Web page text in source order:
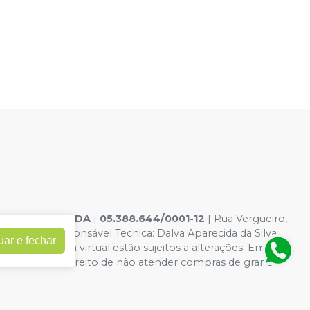
DENTAL LTDA 05.388.644/0001-12 | Rua Vergueiro,
6 - Responsável Tecnica: Dalva Aparecida da Silva
da loja virtual estão sujeitos a alterações. Em caso
o direito de não atender compras de grandes
e fechar